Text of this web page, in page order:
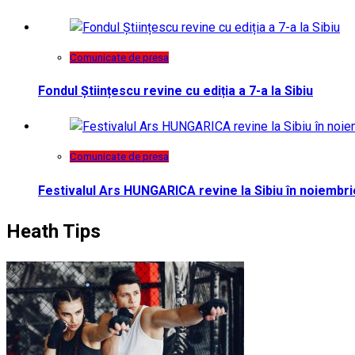
Comunicate de presa
Fondul Științescu revine cu ediția a 7-a la Sibiu
Comunicate de presa
Festivalul Ars HUNGARICA revine la Sibiu în
Heath Tips